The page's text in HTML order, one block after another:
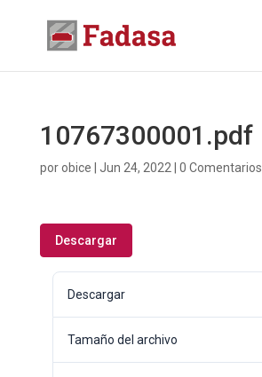
10767300001.pdf
porobice Jun 24, 2022 0 Comentarios
Descargar
Descargar
Tamaño del archivo